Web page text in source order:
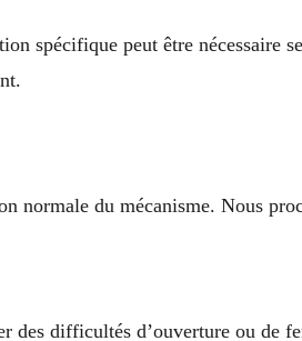
spécifique peut être nécessaire
normale du mécanisme. Nous
des difficultés d’ouverture ou de